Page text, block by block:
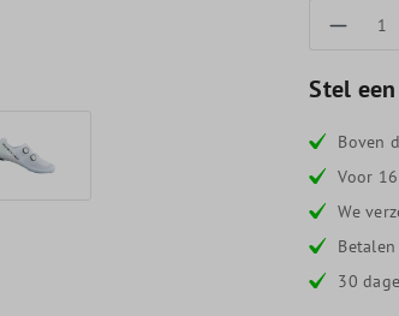
Stel
Boven
Voor
We
30